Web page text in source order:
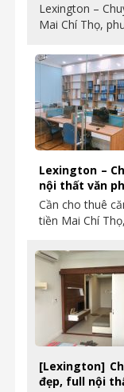
Lexington –
Mai Chí Thọ,
Lexington –
nội thất văn
Cần cho thuê
tiền Mai Chí
[Lexington]
đẹp, full nội